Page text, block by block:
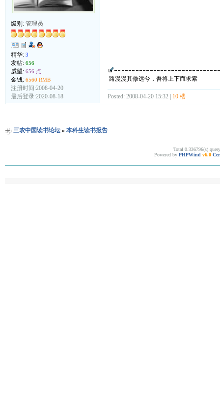
级别: 管理员
精华: 3
发帖: 656
威望: 656 点
金钱: 6560 RMB
注册时间:2008-04-20
最后登录:2020-08-18
路漫漫其修远兮，吾将上下而求索
Posted: 2008-04-20 15:32 | 10 楼
三农中国读书论坛» 本科生读书报告
Total 0.336796(s)
Powered by PHPWind v6.0